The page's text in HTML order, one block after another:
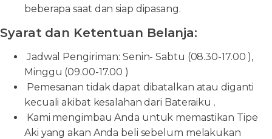
beberapa saat dan siap dipasang.
Syarat dan Ketentuan Belanja:
Jadwal Pengiriman: Senin- Sabtu (08.30-17.00 ),
Minggu (09.00-17.00 )
Pemesanan tidak dapat dibatalkan atau diganti
kecuali akibat kesalahan dari Bateraiku .
Kami mengimbau Anda untuk memastikan Tipe
Aki yang akan Anda beli sebelum melakukan